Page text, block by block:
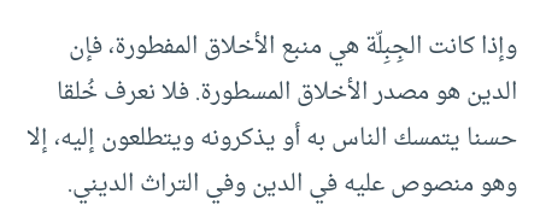
وإذا كانت الجِبِلّة هي منبع الأخلاق المفطورة، فإن
الدين هو مصدر الأخلاق المسطورة. فلا نعرف خُلقا
حسنا يتمسك الناس به أو يذكرونه ويتطلعون إليه، إلا
وهو منصوص عليه في الدين وفي التراث الديني.